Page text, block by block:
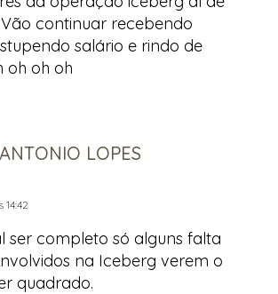
continuar recebendo
salário e rindo de
oh oh oh
ANTONIO LOPES
14:42
ser completo só alguns falta
na Iceberg verem o
quadrado.